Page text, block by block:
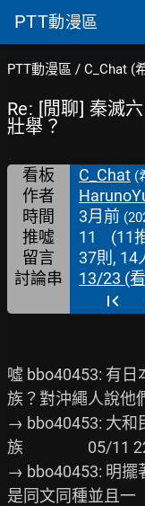
PTT動漫區
PTT動漫區 / C_Chat (
Re: [閒聊] 秦滅
壯舉？
看板 C_Chat (
作者
時間
3月前
推噓 11 (11
留言
37則, 14
討論串 13/23 (
噓 bbo40453: 有
族？對沖繩人說他
→ bbo40453: 大和
族                  05/11
→ bbo40453: 明擺
是同文同種並且一